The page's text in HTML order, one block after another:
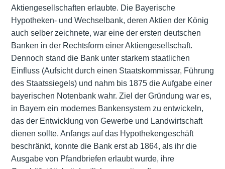
Aktiengesellschaften erlaubte. Die Bayerische
Hypotheken- und Wechselbank, deren Aktien der König
auch selber zeichnete, war eine der ersten deutschen
Banken in der Rechtsform einer Aktiengesellschaft.
Dennoch stand die Bank unter starkem staatlichen
Einfluss (Aufsicht durch einen Staatskommissar, Führung
des Staatssiegels) und nahm bis 1875 die Aufgabe einer
bayerischen Notenbank wahr. Ziel der Gründung war es,
in Bayern ein modernes Bankensystem zu entwickeln,
das der Entwicklung von Gewerbe und Landwirtschaft
dienen sollte. Anfangs auf das Hypothekengeschäft
beschränkt, konnte die Bank erst ab 1864, als ihr die
Ausgabe von Pfandbriefen erlaubt wurde, ihre